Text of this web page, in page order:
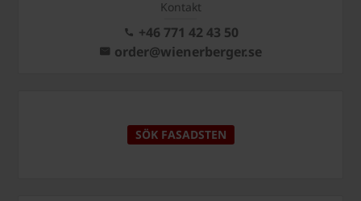
Kontakt
+46 771 42 43 50
order@wienerberger.se
SÖK FASADSTEN